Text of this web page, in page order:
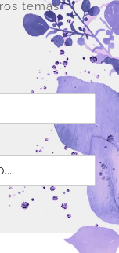
temas